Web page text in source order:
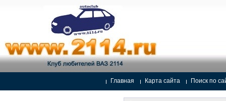
Главная Карта сайта Поиск по